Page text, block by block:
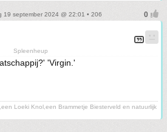
19 september 2024 @ 22:01 • 206
Spleenheup
'Virgin.'
Loeki Knol,een Brammetje Biesterveld en natuurlijk